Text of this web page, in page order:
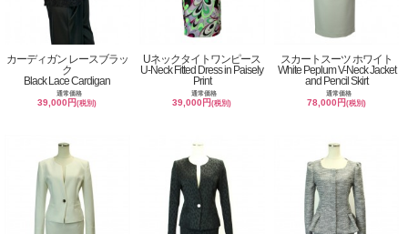
カーディガン レースブラッ
ク
Black Lace Cardigan
通常価格
39,000円(税別)
Uネックタイトワンピース
U-Neck Fitted Dress in Paisely
Print
通常価格
39,000円(税別)
スカートスーツ ホワイト
White Peplum V-Neck Jacket
and Pencil Skirt
通常価格
78,000円(税別)